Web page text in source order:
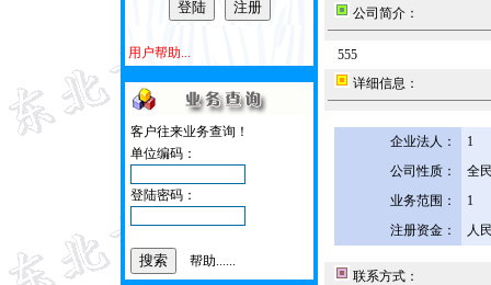
用户帮助...
客户往来业务查询！
单位编码：
登陆密码：
帮助......
公司简介：
555
详细信息：
企业法人：
1
公司性质：
全
业务范围：
1
注册资金：
人
联系方式：